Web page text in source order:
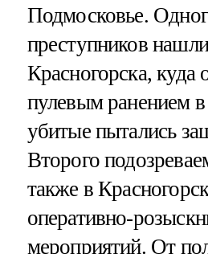
Подмосковье.
преступников
Красногорска, куда
пулевым ранением
убитые пытались
Второго
также в
оперативно-
мероприятий. От